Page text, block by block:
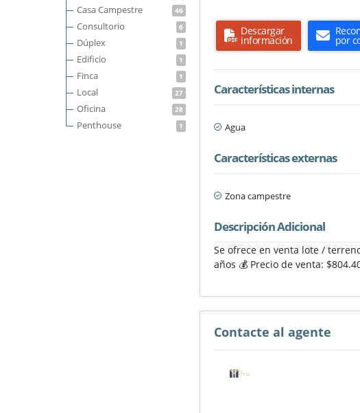
Casa Campestre 46
Consultorio 6
Dúplex 1
Edificio 1
Finca 1
Local 27
Oficina 28
Penthouse 1
Descargar
información por
Características internas
Agua
Características externas
Zona campestre
Descripción Adicional
Se ofrece en venta lote /
años 💰 Precio de venta:
Contacte al agente